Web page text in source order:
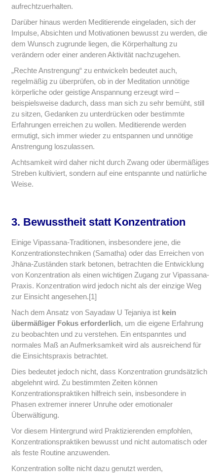
aufrechtzuerhalten.
Darüber hinaus werden Meditierende eingeladen, sich der
Impulse, Absichten und Motivationen bewusst zu werden, die
dem Wunsch zugrunde liegen, die Körperhaltung zu
verändern oder einer anderen Aktivität nachzugehen.
„Rechte Anstrengung“ zu entwickeln bedeutet auch,
regelmäßig zu überprüfen, ob in der Meditation unnötige
körperliche oder geistige Anspannung erzeugt wird –
beispielsweise dadurch, dass man sich zu sehr bemüht, still
zu sitzen, Gedanken zu unterdrücken oder bestimmte
Erfahrungen erreichen zu wollen. Meditierende werden
ermutigt, sich immer wieder zu entspannen und unnötige
Anstrengung loszulassen.
Achtsamkeit wird daher nicht durch Zwang oder übermäßiges
Streben kultiviert, sondern auf eine entspannte und natürliche
Weise.
3. Bewusstheit statt Konzentration
Einige Vipassana-Traditionen, insbesondere jene, die
Konzentrationstechniken (Samatha) oder das Erreichen von
Jhāna-Zuständen stark betonen, betrachten die Entwicklung
von Konzentration als einen wichtigen Zugang zur Vipassana-
Praxis. Konzentration wird jedoch nicht als der einzige Weg
zur Einsicht angesehen.[1]
Nach dem Ansatz von Sayadaw U Tejaniya ist kein
übermäßiger Fokus erforderlich, um die eigene Erfahrung
zu beobachten und zu verstehen. Ein entspanntes und
normales Maß an Aufmerksamkeit wird als ausreichend für
die Einsichtspraxis betrachtet.
Dies bedeutet jedoch nicht, dass Konzentration grundsätzlich
abgelehnt wird. Zu bestimmten Zeiten können
Konzentrationspraktiken hilfreich sein, insbesondere in
Phasen extremer innerer Unruhe oder emotionaler
Überwältigung.
Vor diesem Hintergrund wird Praktizierenden empfohlen,
Konzentrationspraktiken bewusst und nicht automatisch oder
als feste Routine anzuwenden.
Konzentration sollte nicht dazu genutzt werden,